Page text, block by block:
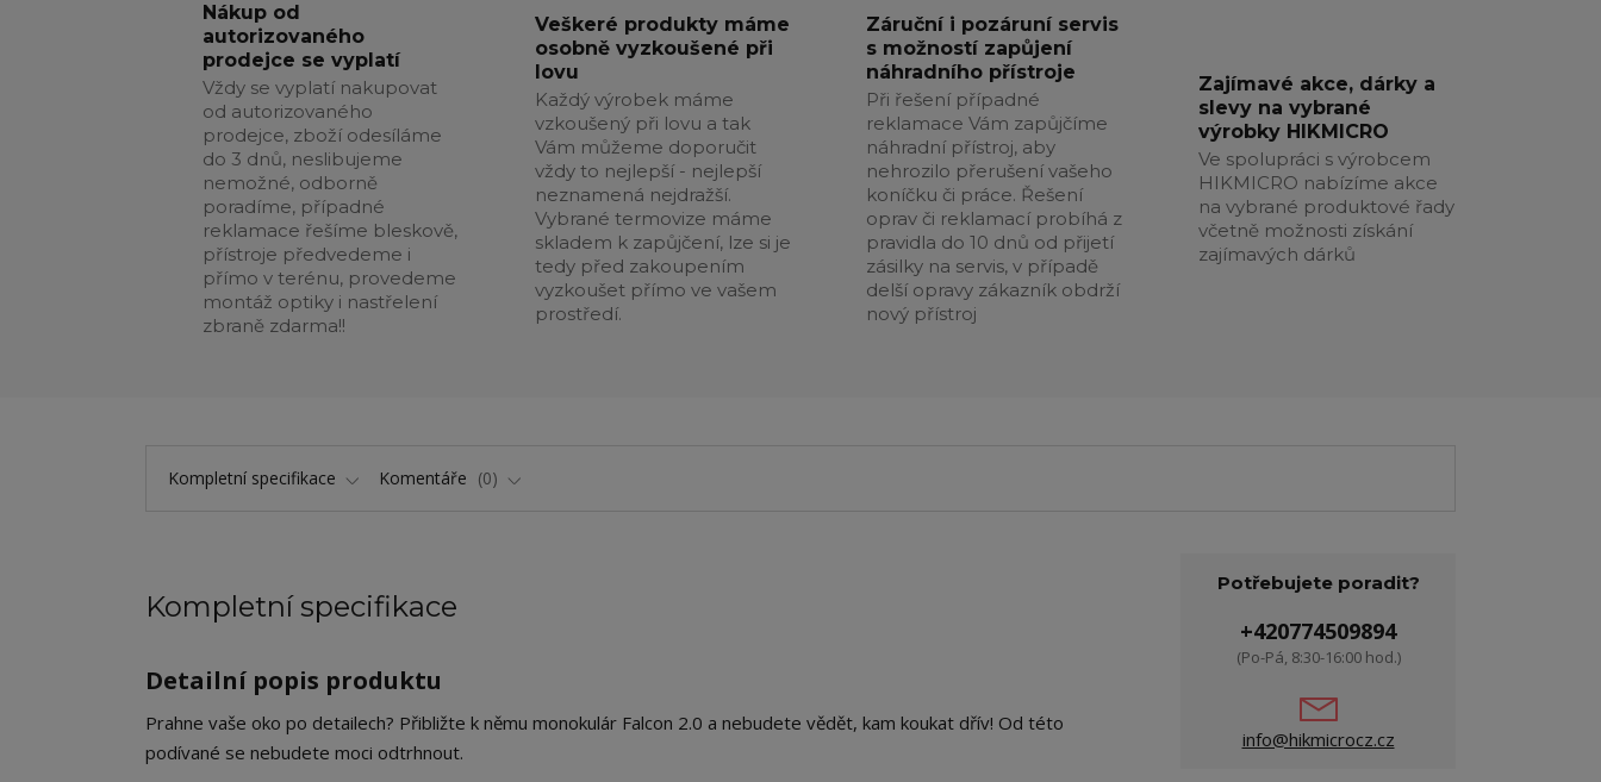
Nákup od
autorizovaného
prodejce se vyplatí
Vždy se vyplatí nakupovat
od autorizovaného
prodejce, zboží odesíláme
do 3 dnů, neslibujeme
nemožné, odborně
poradíme, případné
reklamace řešíme bleskově,
přístroje předvedeme i
přímo v terénu, provedeme
montáž optiky i nastřelení
zbraně zdarma!!
Veškeré produkty máme
osobně vyzkoušené při
lovu
Každý výrobek máme
vzkoušený při lovu a tak
Vám můžeme doporučit
vždy to nejlepší - nejlepší
neznamená nejdražší.
Vybrané termovize máme
skladem k zapůjčení, lze si je
tedy před zakoupením
vyzkoušet přímo ve vašem
prostředí.
Záruční i pozáruní servis
s možností zapůjení
náhradního přístroje
Při řešení případné
reklamace Vám zapůjčíme
náhradní přístroj, aby
nehrozilo přerušení vašeho
koníčku či práce. Řešení
oprav či reklamací probíhá z
pravidla do 10 dnů od přijetí
zásilky na servis, v případě
delší opravy zákazník obdrží
nový přístroj
Zajímavé akce, dárky a
slevy na vybrané
výrobky HIKMICRO
Ve spolupráci s výrobcem
HIKMICRO nabízíme akce
na vybrané produktové řady
včetně možnosti získání
zajímavých dárků
Kompletní specifikace Komentáře 0
Kompletní specifikace
Detailní popis produktu
Prahne vaše oko po detailech? Přibližte k němu monokulár Falcon 2.0 a nebudete vědět, kam koukat dřív! Od této
podívané se nebudete moci odtrhnout.
Potřebujete poradit?
+420774509894
(Po-Pá, 8:30-16:00 hod.)
info@hikmicrocz.cz